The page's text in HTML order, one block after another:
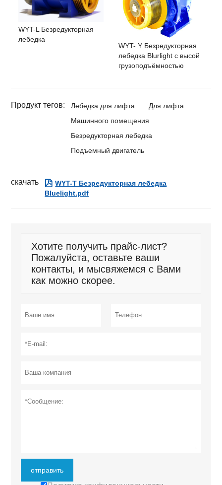
WYT-L Безредукторная
лебедка
WYT- Y Безредукторная
лебедка Blurlight с высой
грузоподъёмностью
Продукт тегов: Лебедка для лифта
Для лифта
Машинного помещения
Безредукторная лебедка
Подъемный двигатель
скачать  WYT-T Безредукторная лебедка
Bluelight.pdf
Хотите получить прайс-лист?
Пожалуйста, оставьте ваши
контакты, и мысвяжемся с Вами
как можно скорее.
отправить